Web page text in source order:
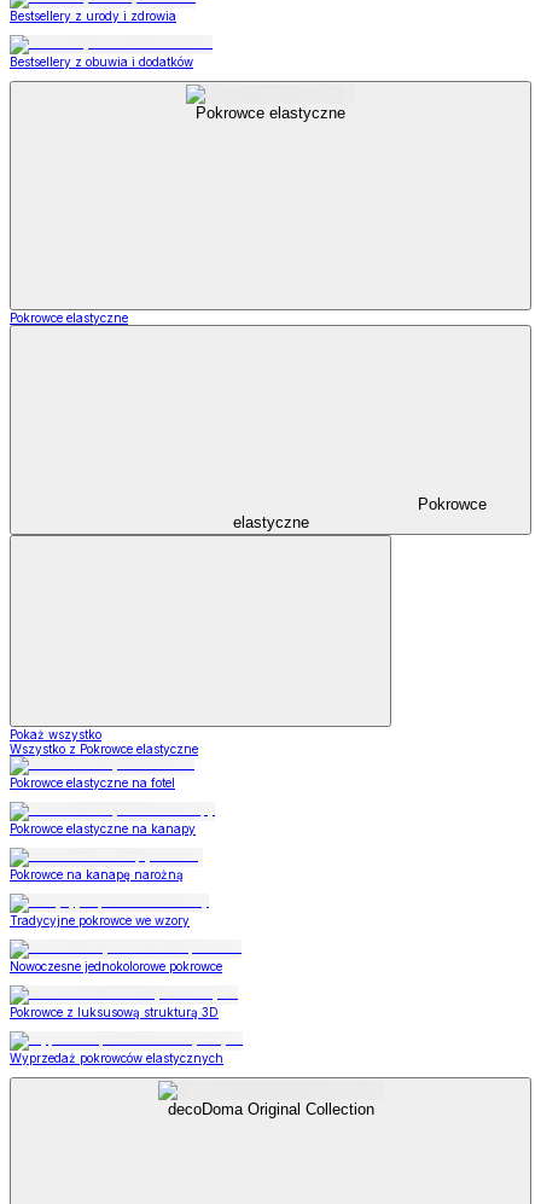
Bestsellery z urody i zdrowia
Bestsellery z obuwia i dodatków
Pokrowce elastyczne
Pokrowce elastyczne
Pokrowce
elastyczne
Pokaż wszystko
Wszystko z Pokrowce elastyczne
Pokrowce elastyczne na fotel
Pokrowce elastyczne na kanapy
Pokrowce na kanapę narożną
Tradycyjne pokrowce we wzory
Nowoczesne jednokolorowe pokrowce
Pokrowce z luksusową strukturą 3D
Wyprzedaż pokrowców elastycznych
decoDoma Original Collection